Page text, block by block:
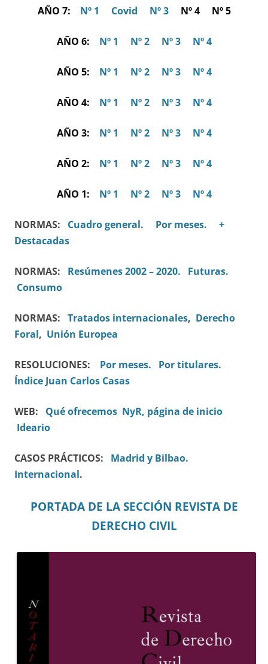
AÑO 7: Nº 1 Covid Nº 3Nº 4 Nº 5
AÑO 6: Nº 1 Nº 2 Nº 3 Nº 4
AÑO 5: Nº 1 Nº 2 Nº 3 Nº 4
AÑO 4: Nº 1 Nº 2 Nº 3 Nº 4
AÑO 3: Nº 1 Nº 2 Nº 3 Nº 4
AÑO 2: Nº 1 Nº 2 Nº 3 Nº 4
AÑO 1: Nº 1 Nº 2 Nº 3 Nº 4
NORMAS: Cuadro general. Por meses.
+
Destacadas
NORMAS: Resúmenes 2002 – 2020.
Futuras.
Consumo
NORMAS: Tratados internacionales, Derecho
Foral, Unión Europea
RESOLUCIONES: Por meses.
Por titulares.
Índice Juan Carlos Casas
WEB: Qué ofrecemos NyR, página de inicio
Ideario
CASOS PRÁCTICOS: Madrid y Bilbao.
Internacional.
PORTADA DE LA SECCIÓN REVISTA DE
DERECHO CIVIL